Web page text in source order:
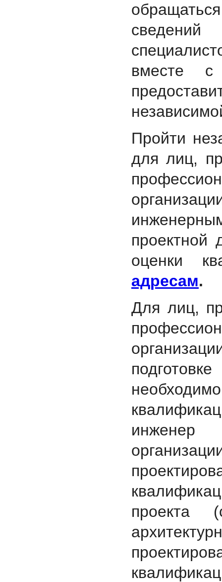
вместе с
Пройти
для лиц,
проектной
оценки
адресам.
Для лиц,
инженер
проекта